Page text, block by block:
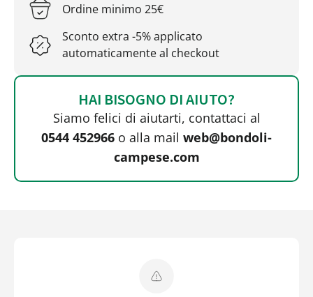
Ordine minimo 25€
Sconto extra -5% applicato
automaticamente al checkout
HAI BISOGNO DI AIUTO?
Siamo felici di aiutarti, contattaci al
0544 452966 o alla mail web@bondoli-
campese.com